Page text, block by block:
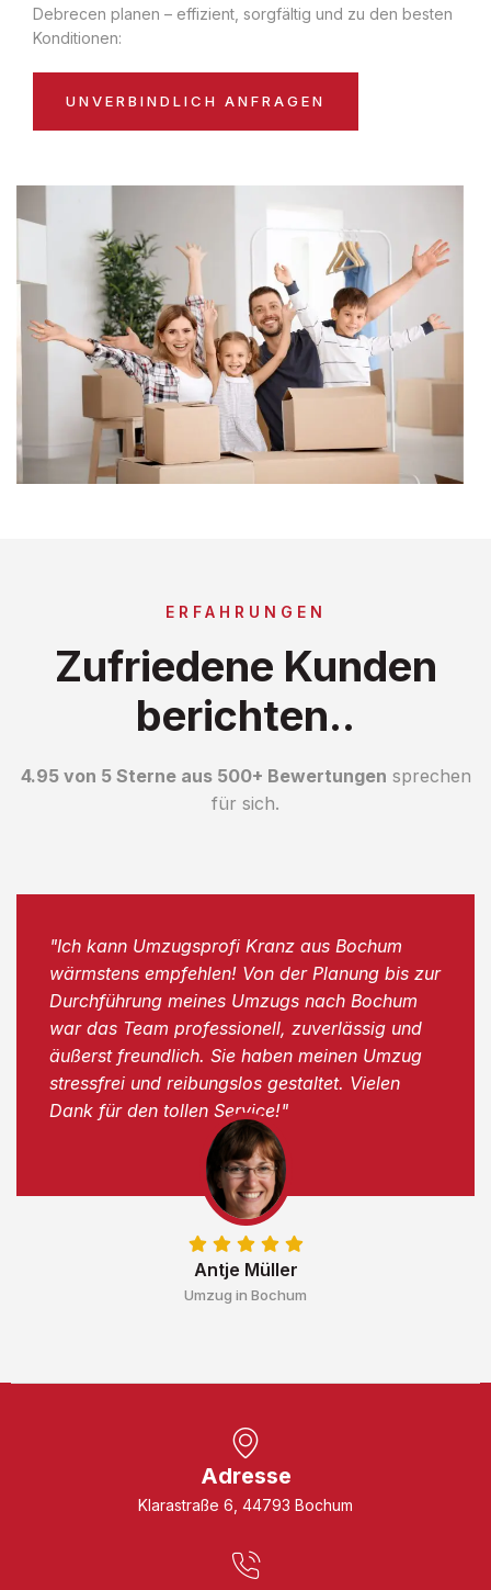
Debrecen planen – effizient, sorgfältig und zu den besten
Konditionen:
UNVERBINDLICH ANFRAGEN
ERFAHRUNGEN
Zufriedene Kunden
berichten..
4.95 von 5 Sterne aus 500+ Bewertungen sprechen
für sich.
Antje Müller
Umzug in Bochum
"Ich kann Umzugsprofi Kranz aus Bochum
wärmstens empfehlen! Von der Planung bis zur
Durchführung meines Umzugs nach Bochum
war das Team professionell, zuverlässig und
äußerst freundlich. Sie haben meinen Umzug
stressfrei und reibungslos gestaltet. Vielen
Dank für den tollen Service!"
Adresse
Klarastraße 6, 44793 Bochum